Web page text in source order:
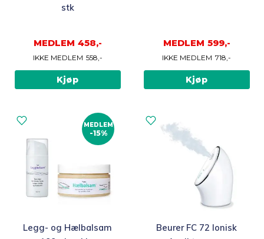
stk
MEDLEM 458,-
IKKE MEDLEM 558,-
Kjøp
MEDLEM 599,-
IKKE MEDLEM 718,-
Kjøp
MEDLEM
-15%
Legg- og Hælbalsam
Beurer FC 72 Ionisk